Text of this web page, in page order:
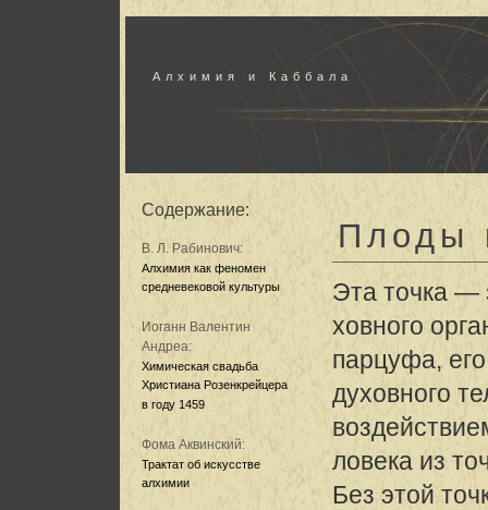
Алхимия и Каббала
Содержание:
В. Л. Рабинович:
Алхимия как феномен
средневековой культуры
Иоганн Валентин
Андреа:
Химическая свадьба
Христиана Розенкрейцера
в году 1459
Фома Аквинский:
Трактат об искусстве
алхимии
Плоды
Эта точка —
ховного
парцуфа, его
духовного
ловека из
Без этой